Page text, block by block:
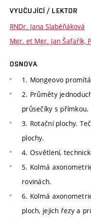
VYUČUJÍCÍ / LEKTOR
RNDr. Jana Slaběňáková
Mgr. et Mgr. Jan Šafařík,
OSNOVA
1. Mongeovo
2. Průměty
průsečíky s přímkou.
3. Rotační plochy.
plochy.
4. Osvětlení,
5. Kolmá
rovinách.
6. Kolmá
ploch, jejich řezy a